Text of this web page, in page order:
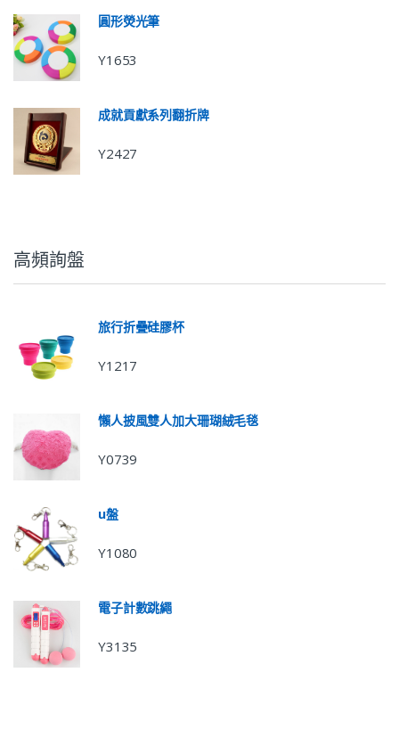
圓形熒光筆
Y1653
成就貢獻系列翻折牌
Y2427
高頻詢盤
旅行折疊硅膠杯
Y1217
懶人披風雙人加大珊瑚絨毛毯
Y0739
u盤
Y1080
電子計數跳繩
Y3135